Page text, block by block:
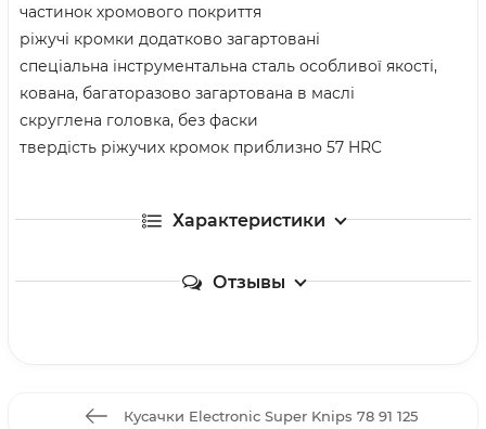
частинок хромового покриття
ріжучі кромки додатково загартовані
спеціальна інструментальна сталь особливої якості,
кована, багаторазово загартована в маслі
скруглена головка, без фаски
твердість ріжучих кромок приблизно 57 HRC
Характеристики
Отзывы
Кусачки Electronic Super Knips 78 91 125